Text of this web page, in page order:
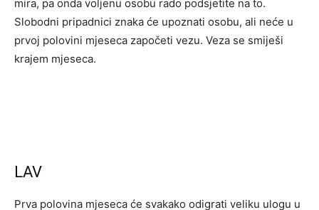
mira, pa onda voljenu osobu rado podsjetite na to.
Slobodni pripadnici znaka će upoznati osobu, ali neće u
prvoj polovini mjeseca započeti vezu. Veza se smiješi
krajem mjeseca.
LAV
Prva polovina mjeseca će svakako odigrati veliku ulogu u